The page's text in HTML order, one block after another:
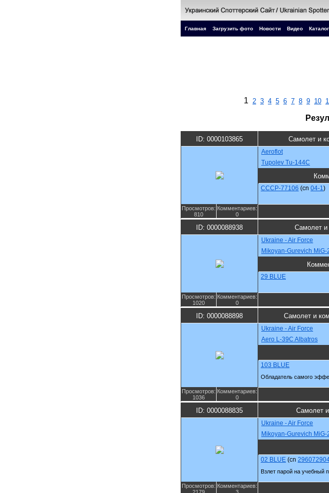
Главная Загрузить фото Новости Видео Каталог
1 2 3 4 5 6 7 8 9 10
ID: 0000103865 Самолет и
Aeroflot
Tupolev Tu-144C
CCCP-77106 (cn 04-1)
Просмотров:
810
Комментариев:
0
ID: 0000088938 Самолет и
Ukraine - Air Force
Mikoyan-Gurevich MiG-
29 BLUE
Просмотров:
1020
Комментариев:
0
ID: 0000088898 Самолет и
Ukraine - Air Force
Aero L-39C Albatros
103 BLUE
Обладатель самого
Просмотров:
1036
Комментариев:
0
ID: 0000088835 Самолет
Ukraine - Air Force
Mikoyan-Gurevich MiG-
02 BLUE (cn
Взлет парой на учебный
Просмотров: Комментариев: